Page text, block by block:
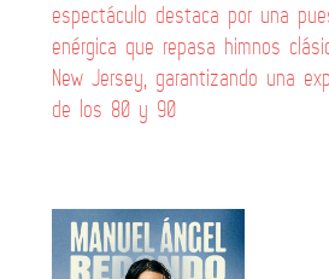
espectáculo destaca por una
enérgica que repasa himnos
New Jersey, garantizando una
de los 80 y 90